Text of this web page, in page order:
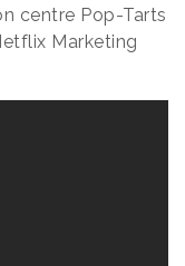
centre Pop-Tarts
Marketing